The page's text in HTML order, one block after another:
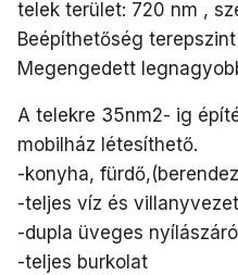
telek terület: 720 nm ,
Beépíthetőség
Megengedett
A telekre 35nm2- ig
mobilház létesíthető.
-konyha,
-teljes víz és
-dupla üveges
-teljes burkolat